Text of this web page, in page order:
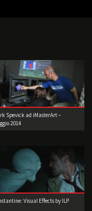
Spevick ad iMasterArt –
2014
Visual Effects by ILP